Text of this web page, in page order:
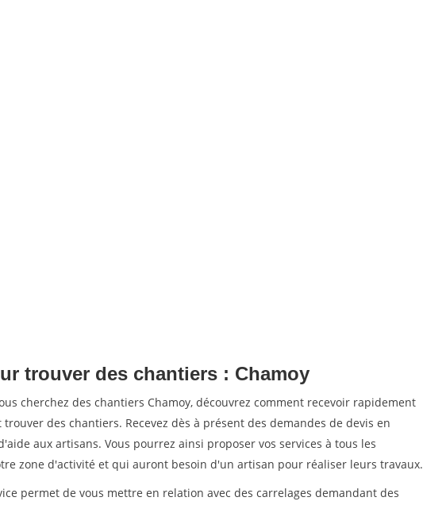
trouver des chantiers : Chamoy
cherchez des chantiers Chamoy, découvrez comment recevoir rapidement
des chantiers. Recevez dès à présent des demandes de devis en
aux artisans. Vous pourrez ainsi proposer vos services à tous les
zone d'activité et qui auront besoin d'un artisan pour réaliser leurs travaux.
permet de vous mettre en relation avec des carrelages demandant des